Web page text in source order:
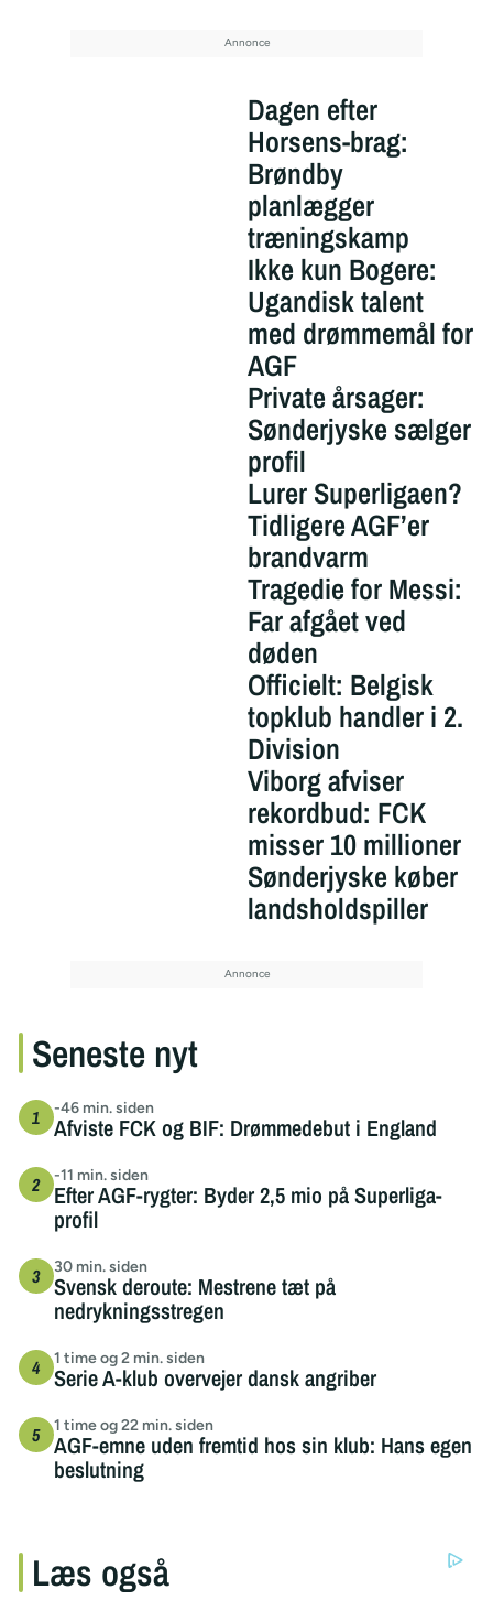
Dagen efter
Horsens-brag:
Brøndby
planlægger
træningskamp
Ikke kun Bogere:
Ugandisk talent
med drømmemål for
AGF
Private årsager:
Sønderjyske sælger
profil
Lurer Superligaen?
Tidligere AGF’er
brandvarm
Tragedie for Messi:
Far afgået ved
døden
Officielt: Belgisk
topklub handler i 2.
Division
Viborg afviser
rekordbud: FCK
misser 10 millioner
Sønderjyske køber
landsholdspiller
Seneste nyt
-46 min. siden
Afviste FCK og BIF: Drømmedebut i England
-11 min. siden
Efter AGF-rygter: Byder 2,5 mio på Superliga-
profil
30 min. siden
Svensk deroute: Mestrene tæt på
nedrykningsstregen
1 time og 2 min. siden
Serie A-klub overvejer dansk angriber
1 time og 22 min. siden
AGF-emne uden fremtid hos sin klub: Hans egen
beslutning